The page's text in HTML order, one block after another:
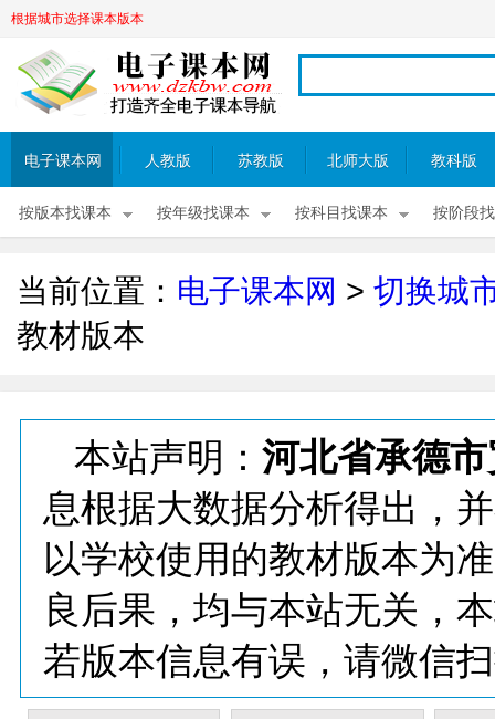
根据城市选择课本版本
电子课本网 人教版 苏教版 北师大版 教科版
按版本找课本 按年级找课本 按科目找课本 按阶段
当前位置： 电子课本网 > 切换城
教材版本
本站声明： 河北省承德
息根据大数据分析得出，
以学校使用的教材版本为
良后果，均与本站无关，
若版本信息有误，请微信